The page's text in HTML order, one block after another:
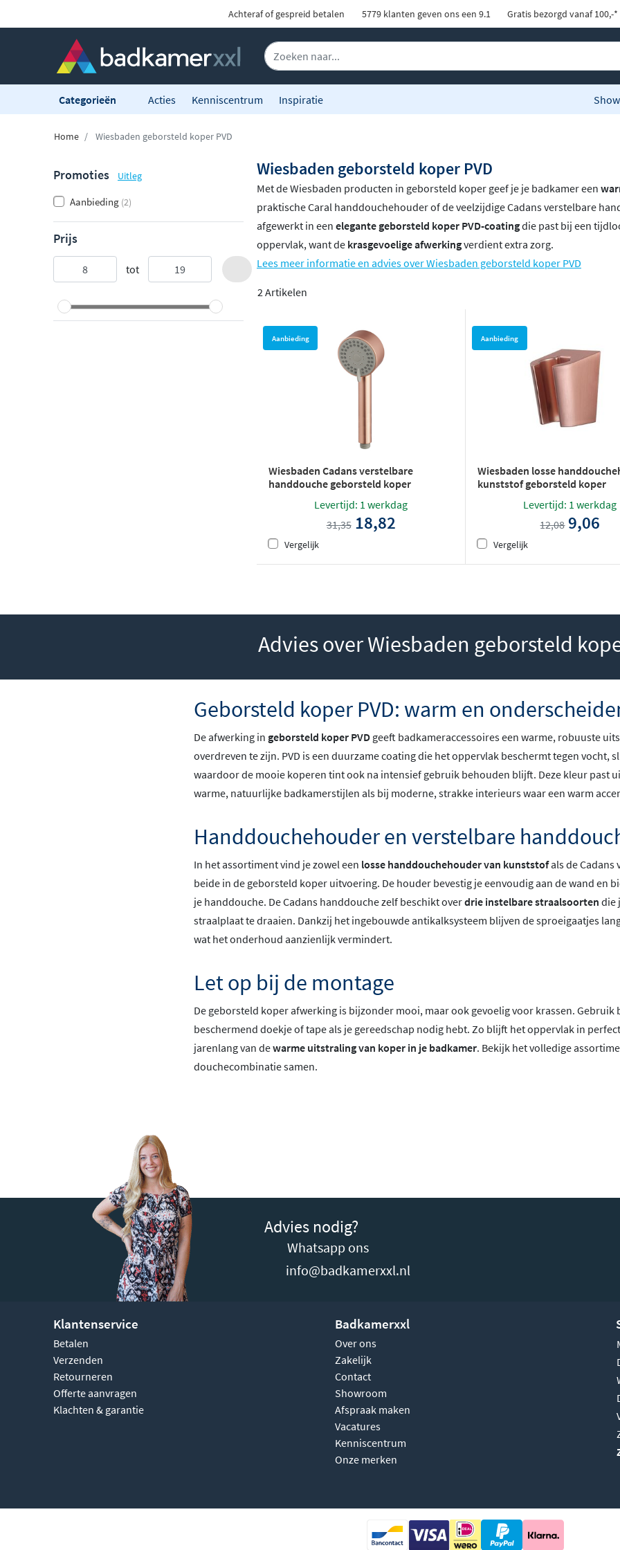
Achteraf of gespreid betalen 5779 klanten geven ons een 9.1 Gratis bezorgd vanaf 100,-*
Categorieën Acties Kenniscentrum Inspiratie
Home Wiesbaden geborsteld koper PVD
Promoties Uitleg
Aanbieding (2)
Prijs
tot
Wiesbaden geborsteld koper PVD
Met de Wiesbaden producten in geborsteld koper geef je je badkamer een
praktische Caral handdouchehouder of de veelzijdige Cadans verstelbare
afgewerkt in een elegante geborsteld koper PVD-coatingdie past bij een
oppervlak, want de krasgevoelige afwerkingverdient extra zorg.
Lees meer informatie en advies over Wiesbaden geborsteld koper PVD
2 Artikelen
Aanbieding
Wiesbaden Cadans verstelbare
handdouche geborsteld koper
Levertijd: 1 werkdag
31,35 18,82
Vergelijk
Aanbieding
Wiesbaden losse
kunststof geborsteld koper
Levertijd: 1 werkdag
12,08 9,06
Vergelijk
Advies over Wiesbaden geborsteld
Geborsteld koper PVD: warm en
De afwerking in geborsteld koper PVD geeft badkameraccessoires een warme, robuuste
overdreven te zijn. PVD is een duurzame coating die het oppervlak beschermt tegen vocht,
waardoor de mooie koperen tint ook na intensief gebruik behouden blijft. Deze kleur past
warme, natuurlijke badkamerstijlen als bij moderne, strakke interieurs waar een warm
Handdouchehouder en verstelbare
In het assortiment vind je zowel een losse handdouchehouder van kunststofals de Cadans
beide in de geborsteld koper uitvoering. De houder bevestig je eenvoudig aan de wand en
je handdouche. De Cadans handdouche zelf beschikt overdrie instelbare straalsoorten die
straalplaat te draaien. Dankzij het ingebouwde antikalksysteem blijven de sproeigaatjes
wat het onderhoud aanzienlijk vermindert.
Let op bij de montage
De geborsteld koper afwerking is bijzonder mooi, maar ook gevoelig voor krassen. Gebruik
beschermend doekje of tape als je gereedschap nodig hebt. Zo blijft het oppervlak in
jarenlang van dewarme uitstraling van koper in je badkamer. Bekijk het volledige
douchecombinatie samen.
Advies nodig?
Whatsapp ons
info@badkamerxxl.nl
Klantenservice
Betalen
Verzenden
Retourneren
Offerte aanvragen
Klachten & garantie
Badkamerxxl
Over ons
Zakelijk
Contact
Showroom
Afspraak maken
Vacatures
Kenniscentrum
Onze merken